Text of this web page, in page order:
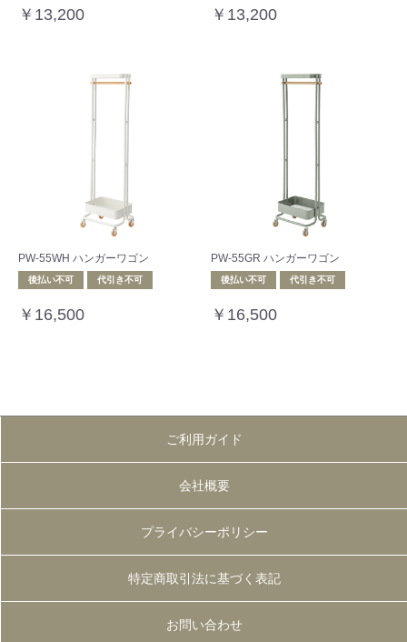
￥13,200 ￥13,200
PW-55WH ハンガーワゴン
後払い不可 代引き不可
￥16,500
PW-55GR ハンガーワゴン
後払い不可 代引き不可
￥16,500
ご利用ガイド
会社概要
プライバシーポリシー
特定商取引法に基づく表記
お問い合わせ